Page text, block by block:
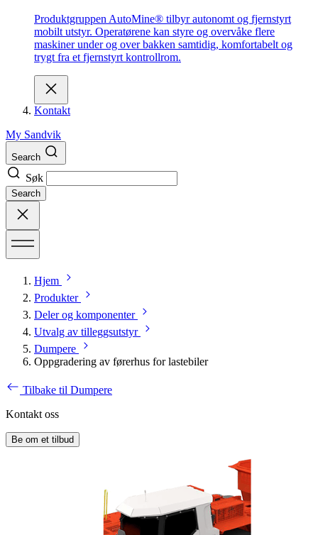
Produktgruppen AutoMine® tilbyr autonomt og fjernstyrt
mobilt utstyr. Operatørene kan styre og overvåke flere
maskiner under og over bakken samtidig, komfortabelt og
trygt fra et fjernstyrt kontrollrom.
Kontakt
My Sandvik
Search
Søk
Search
Hjem
Produkter
Deler og komponenter
Utvalg av tilleggsutstyr
Dumpere
Oppgradering av førerhus for lastebiler
Tilbake til Dumpere
Kontakt oss
Be om et tilbud